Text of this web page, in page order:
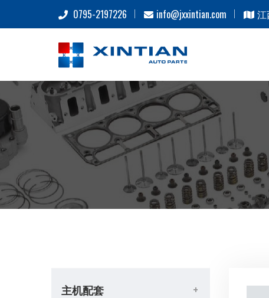
0795-2197226 info@jxxintian.com
主机配套